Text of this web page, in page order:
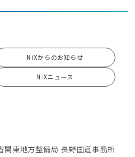
関東地方整備局 長野国道事務所
NiXからのお知らせ
NiXニュース